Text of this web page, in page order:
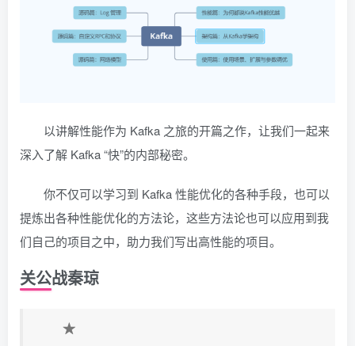
以讲解性能作为 Kafka 之旅的开篇之作，让我们一起来
深入了解 Kafka “快”的内部秘密。
你不仅可以学习到 Kafka 性能优化的各种手段，也可以
提炼出各种性能优化的方法论，这些方法论也可以应用到我
们自己的项目之中，助力我们写出高性能的项目。
关公战秦琼
★